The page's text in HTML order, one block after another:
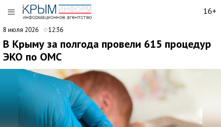
16+
8 июля 2026 12:36
В Крыму за полгода провели 615 процедур
ЭКО по ОМС